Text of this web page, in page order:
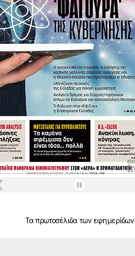
Τα πρωτοσέλιδα των εφημερίδων